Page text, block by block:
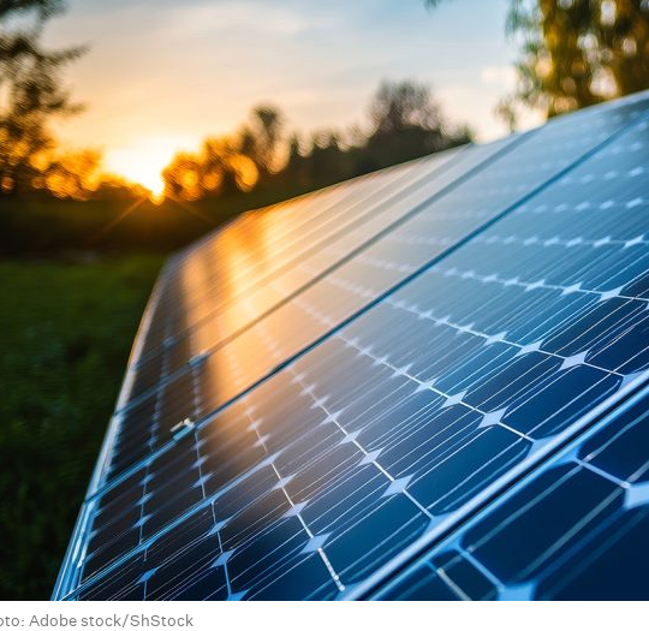
Adobe stock/ShStock